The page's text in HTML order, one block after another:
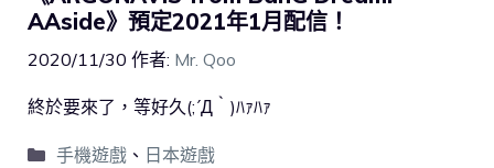
AAside》預定2021年1月配信！
2020/11/30 作者: Mr. Qoo
終於要來了，等好久(;´Д｀)ﾊｧﾊｧ
手機遊戲、 日本遊戲